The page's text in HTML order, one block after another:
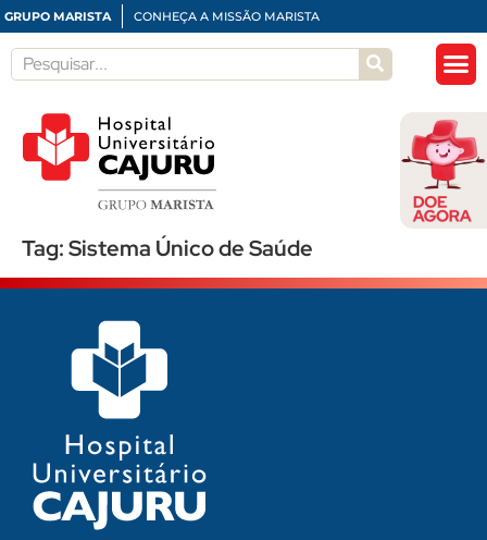
GRUPO MARISTA CONHEÇA A MISSÃO MARISTA
Tag:Sistema Único de Saúde